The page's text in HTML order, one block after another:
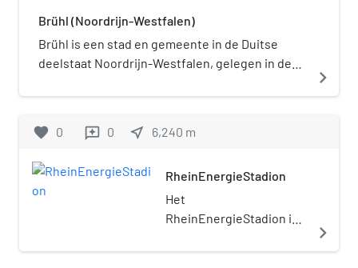
Brühl (Noordrijn-Westfalen)
Brühl is een stad en gemeente in de Duitse
deelstaat Noordrijn-Westfalen, gelegen in de
inwoners (31 december 2020) op een
navigate_next
favorite 0 reviews 0 near_me 6,240 m
RheinEnergieStadion
Het
RheinEnergieStadion is
gelegen in Keulen,
navigate_next